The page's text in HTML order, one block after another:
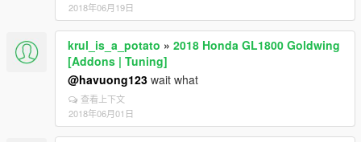
2018年06月19日
krul_is_a_potato » 2018 Honda GL1800 Goldwing
[Addons | Tuning]
@havuong123 wait what
查看上下文
2018年06月01日